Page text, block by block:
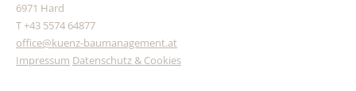
6971 Hard
T +43 5574 64877
office@kuenz-baumanagement.at
Impressum Datenschutz & Cookies